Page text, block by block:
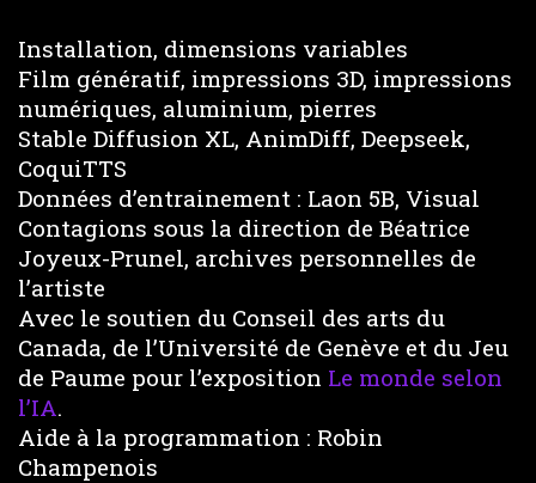
Installation, dimensions variables
Film génératif, impressions 3D, impressions
numériques, aluminium, pierres
Stable Diffusion XL, AnimDiff, Deepseek,
CoquiTTS
Données d’entrainement : Laon 5B, Visual
Contagions sous la direction de Béatrice
Joyeux-Prunel, archives personnelles de
l’artiste
Avec le soutien du Conseil des arts du
Canada, de l’Université de Genève et du Jeu
de Paume pour l’exposition Le monde selon
l’IA.
Aide à la programmation : Robin
Champenois